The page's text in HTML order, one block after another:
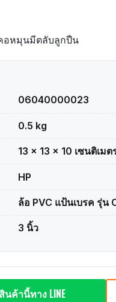
อหมุนมีตลับลูกปืน
06040000023
0.5 kg
13 × 13 × 10 เซนติเมต
HP
ล้อ PVC แป้นเบรค รุ่น
3 นิ้ว
ค้านี้ทาง LINE